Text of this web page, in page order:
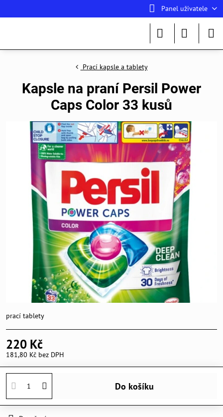
Panel uživatele
Prací kapsle a tablety
Kapsle na praní Persil Power
Caps Color 33 kusů
prací tablety
220 Kč
181,80 Kč bez DPH
Do košíku